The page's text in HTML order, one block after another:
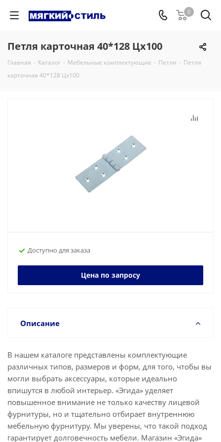
0
Петля карточная 40*128 Цх100
Главная - Каталог - Мебельные комплектующие - Петли - Петля
карточная 40*128 Цх100
Доступно для заказа
Цена по запросу
Описание
В нашем каталоге представлены комплектующие
различных типов, размеров и форм, для того, чтобы вы
могли выбрать аксессуары, которые идеально
впишутся в любой интерьер. «Эгида» уделяет
повышенное внимание не только качеству лицевой
фурнитуры, но и тщательно отбирает внутреннюю
мебельную фурнитуру. Мы уверены, что такой подход
гарантирует долговечность мебели. Магазин «Эгида»